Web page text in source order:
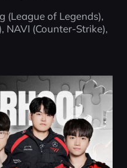
(League of Legends),
NAVI (Counter-Strike),